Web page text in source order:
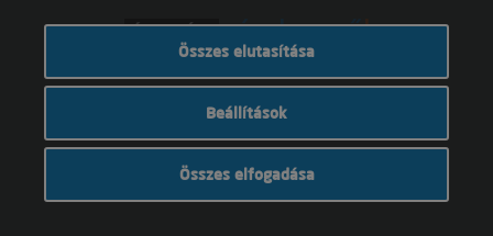
fenntartva. Készítette:I.T.C. Kft.
Összes elutasítása
Beállítások
Összes elfogadása